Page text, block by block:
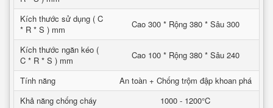
Kích thước sử dụng ( C
* R * S ) mm
Cao 300 * Rộng 380 * Sâu 300
Kích thước ngăn kéo (
C * R * S ) mm
Cao 100 * Rộng 380 * Sâu 240
Tính năng
An toàn + Chống trộm đập khoan phá
Khả năng chống cháy
1000 - 1200°C